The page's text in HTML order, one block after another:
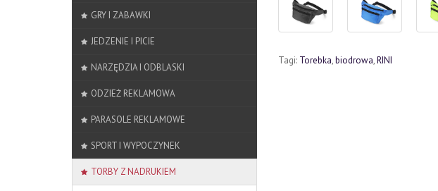
GRY I ZABAWKI
JEDZENIE I PICIE
NARZĘDZIA I ODBLASKI
ODZIEŻ REKLAMOWA
PARASOLE REKLAMOWE
SPORT I WYPOCZYNEK
TORBY Z NADRUKIEM
Tagi: Torebka,biodrowa,RINI